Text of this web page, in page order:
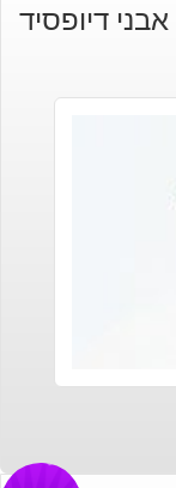
טבעת יוקרה כסף בשיבוץ 13 אבני דיופסיד